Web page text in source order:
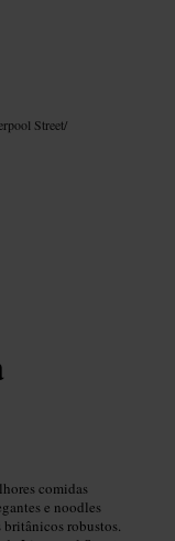
Street/
comidas
e noodles
britânicos robustos.